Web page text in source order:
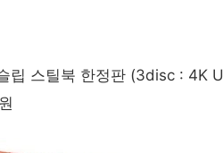
립 스틸북 한정판 (3disc : 4K